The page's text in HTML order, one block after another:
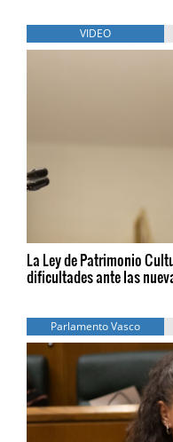
VIDEO
La Ley de Patrimonio
dificultades ante las
Parlamento Vasco